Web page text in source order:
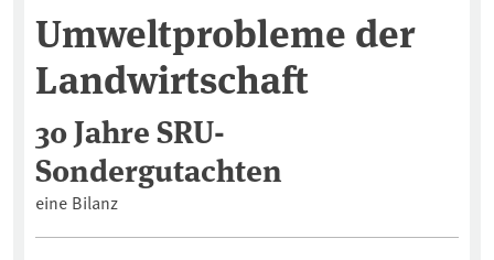
Umweltprobleme der
Landwirtschaft
30 Jahre SRU-
Sondergutachten
eine Bilanz